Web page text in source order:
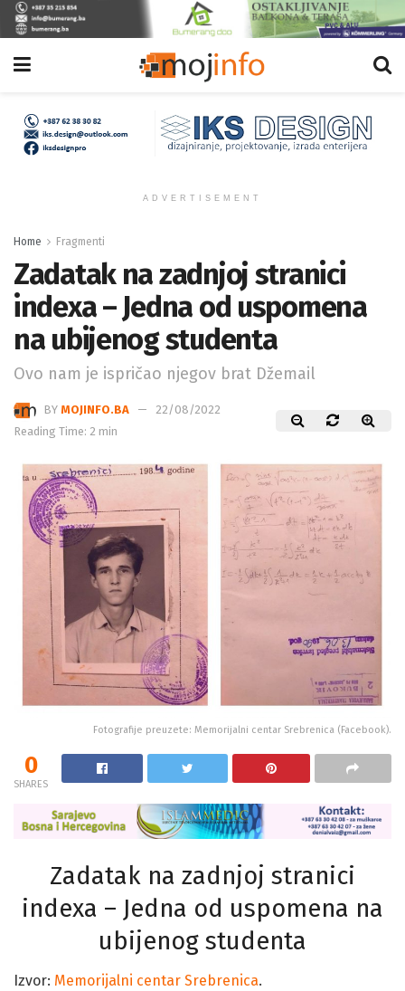
ADVERTISEMENT
Home Fragmenti
Zadatak na zadnjoj stranici
indexa – Jedna od uspomena
na ubijenog studenta
Ovo nam je ispričao njegov brat Džemail
BY MOJINFO.BA
22/08/2022
Reading Time: 2 min
Fotografije preuzete: Memorijalni centar Srebrenica (Facebook).
0
SHARES
Zadatak na zadnjoj stranici
indexa – Jedna od uspomena na
ubijenog studenta
Izvor: Memorijalni centar Srebrenica.